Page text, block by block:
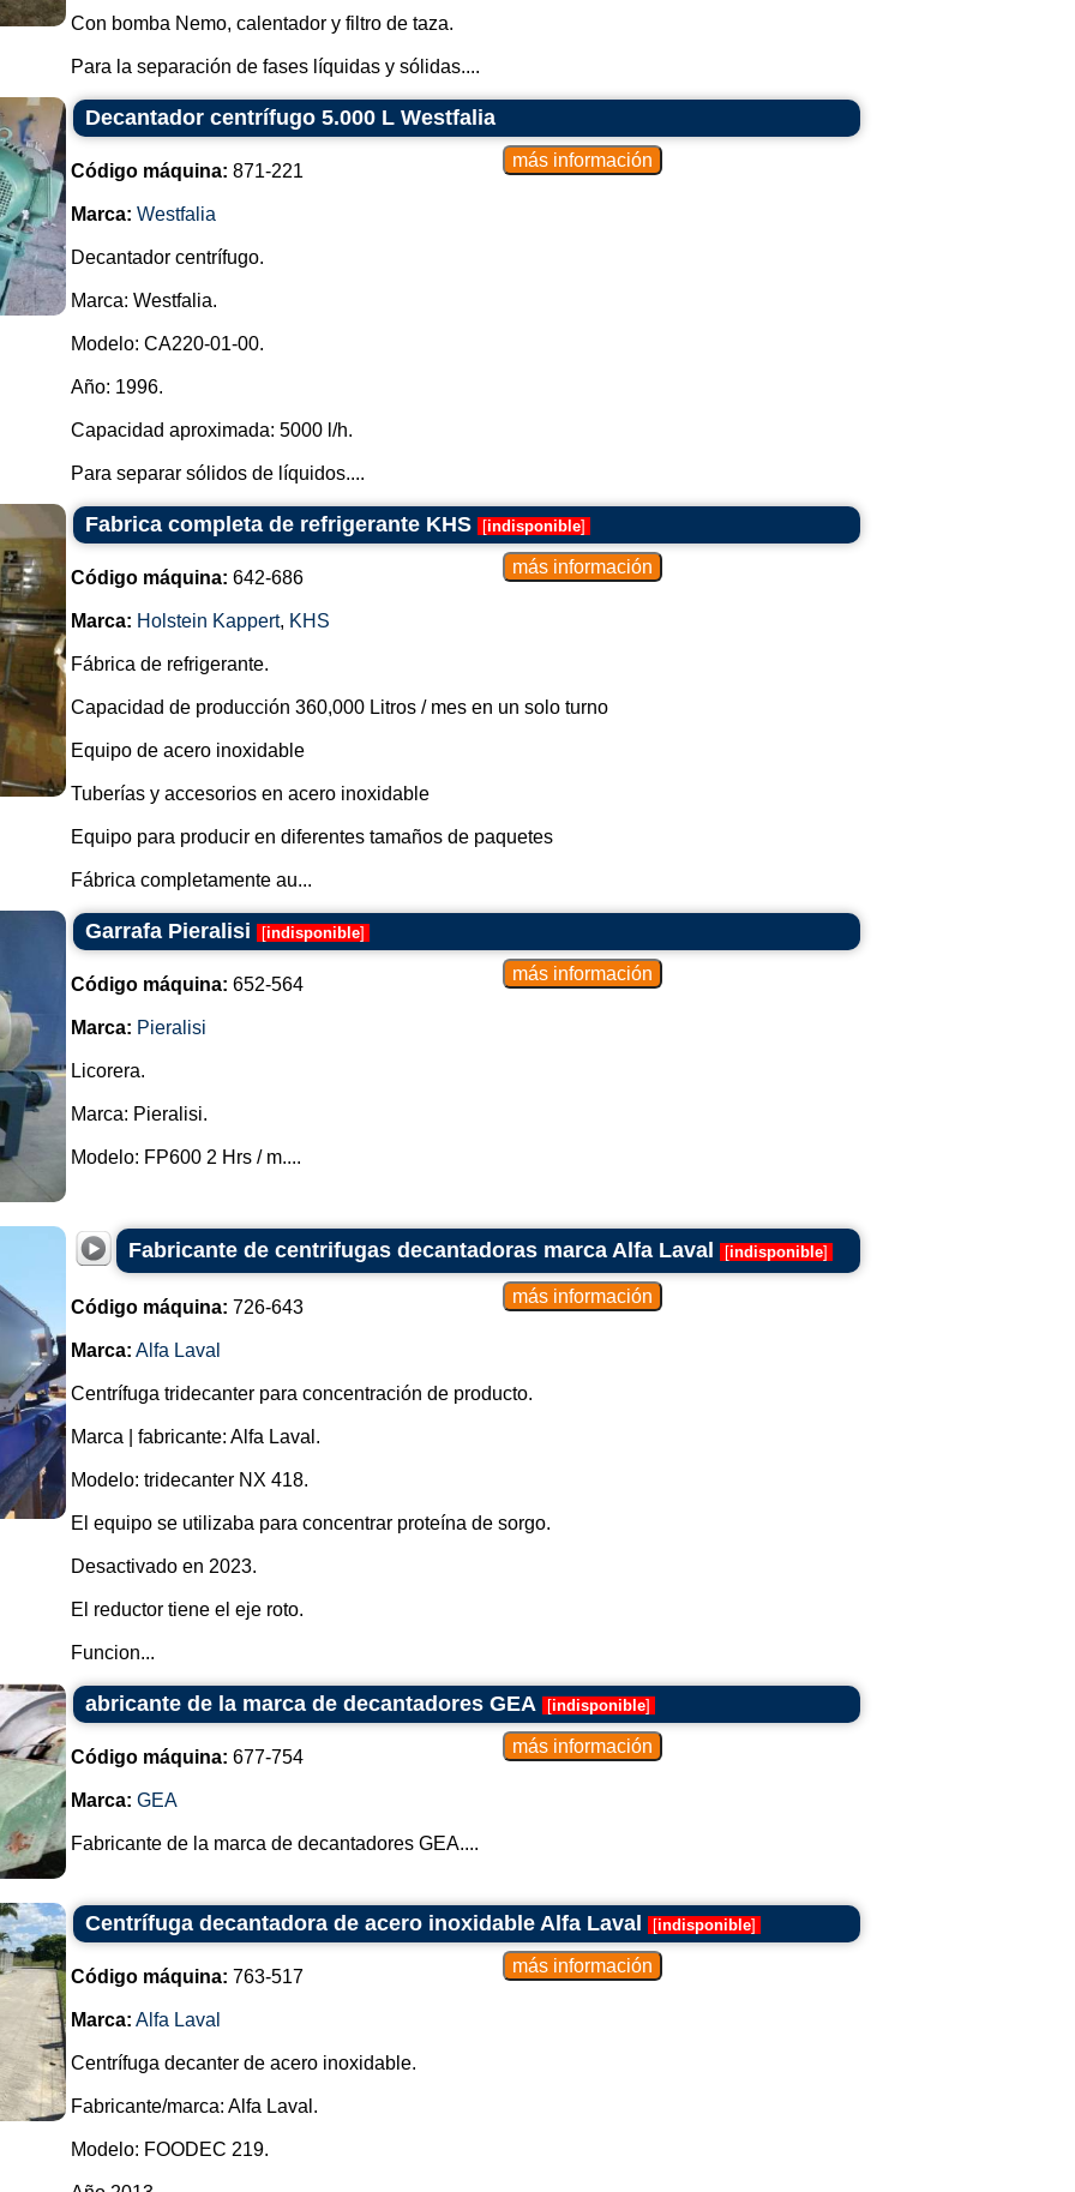
Con bomba Nemo, calentador y filtro de taza.
Para la separación de fases líquidas y sólidas....
Decantador centrífugo 5.000 L Westfalia
Código máquina: 871-221
Marca: Westfalia
Decantador centrífugo.
Marca: Westfalia.
Modelo: CA220-01-00.
Año: 1996.
Capacidad aproximada: 5000 l/h.
Para separar sólidos de líquidos....
Fabrica completa de refrigerante KHS [indisponible]
Código máquina: 642-686
Marca: Holstein Kappert, KHS
Fábrica de refrigerante.
Capacidad de producción 360,000 Litros / mes en un solo turno
Equipo de acero inoxidable
Tuberías y accesorios en acero inoxidable
Equipo para producir en diferentes tamaños de paquetes
Fábrica completamente au...
Garrafa Pieralisi [indisponible]
Código máquina: 652-564
Marca: Pieralisi
Licorera.
Marca: Pieralisi.
Modelo: FP600 2 Hrs / m....
Fabricante de centrifugas decantadoras marca Alfa Laval [indisponible]
Código máquina: 726-643
Marca: Alfa Laval
Centrífuga tridecanter para concentración de producto.
Marca | fabricante: Alfa Laval.
Modelo: tridecanter NX 418.
El equipo se utilizaba para concentrar proteína de sorgo.
Desactivado en 2023.
El reductor tiene el eje roto.
Funcion...
abricante de la marca de decantadores GEA [indisponible]
Código máquina: 677-754
Marca: GEA
Fabricante de la marca de decantadores GEA....
Centrífuga decantadora de acero inoxidable Alfa Laval [indisponible]
Código máquina: 763-517
Marca: Alfa Laval
Centrífuga decanter de acero inoxidable.
Fabricante/marca: Alfa Laval.
Modelo: FOODEC 219.